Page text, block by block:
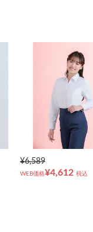
¥6,589
WEB価格¥4,612 税込